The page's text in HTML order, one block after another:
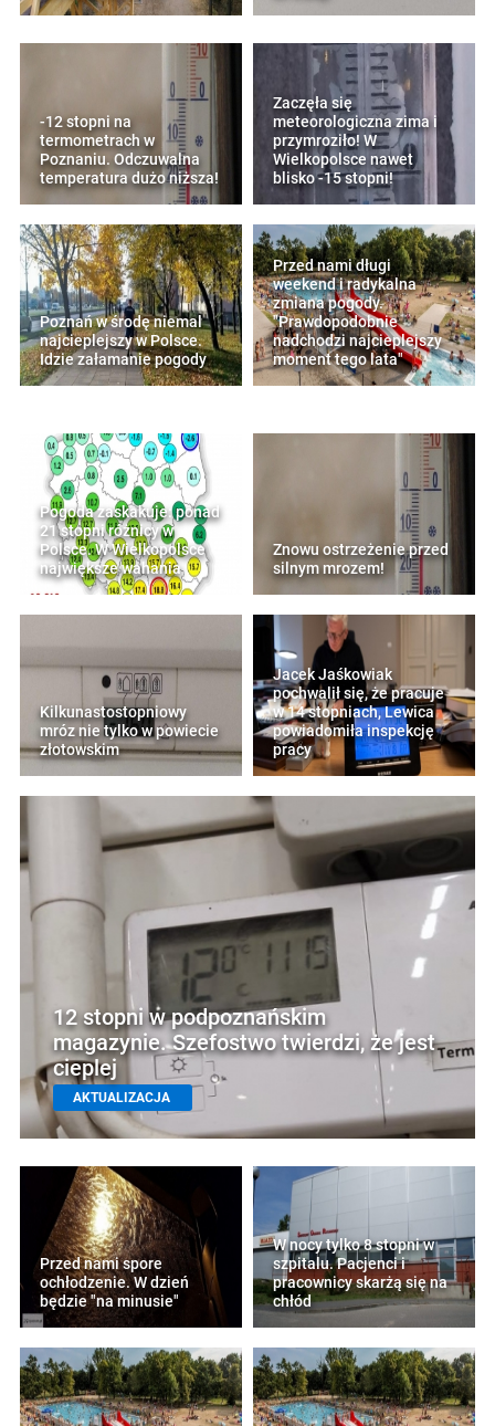
-12 stopni na
termometrach w
Poznaniu. Odczuwalna
temperatura dużo niższa!
Zaczęła się
meteorologiczna zima i
przymroziło! W
Wielkopolsce nawet
blisko -15 stopni!
Poznań w środę niemal
najcieplejszy w Polsce.
Idzie załamanie pogody
Przed nami długi
weekend i radykalna
zmiana pogody.
"Prawdopodobnie
nadchodzi najcieplejszy
moment tego lata"
Pogoda zaskakuje: ponad
21 stopni różnicy w
Polsce. W Wielkopolsce
największe wahania
Znowu ostrzeżenie przed
silnym mrozem!
Kilkunastostopniowy
mróz nie tylko w powiecie
złotowskim
Jacek Jaśkowiak
pochwalił się, że pracuje
w 14 stopniach, Lewica
powiadomiła inspekcję
pracy
12 stopni w podpoznańskim
magazynie. Szefostwo twierdzi, że jest
cieplej
AKTUALIZACJA
Przed nami spore
ochłodzenie. W dzień
będzie "na minusie"
W nocy tylko 8 stopni w
szpitalu. Pacjenci i
pracownicy skarżą się na
chłód